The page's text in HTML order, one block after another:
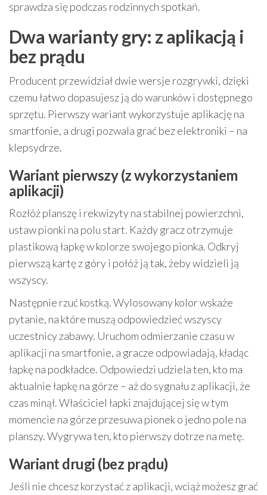
sprawdza się podczas rodzinnych spotkań.
Dwa warianty gry: z aplikacją i
bez prądu
Producent przewidział dwie wersje rozgrywki, dzięki
czemu łatwo dopasujesz ją do warunków i dostępnego
sprzętu. Pierwszy wariant wykorzystuje aplikację na
smartfonie, a drugi pozwala grać bez elektroniki – na
klepsydrze.
Wariant pierwszy (z wykorzystaniem
aplikacji)
Rozłóż planszę i rekwizyty na stabilnej powierzchni,
ustaw pionki na polu start. Każdy gracz otrzymuje
plastikową łapkę w kolorze swojego pionka. Odkryj
pierwszą kartę z góry i połóż ją tak, żeby widzieli ją
wszyscy.
Następnie rzuć kostką. Wylosowany kolor wskaże
pytanie, na które muszą odpowiedzieć wszyscy
uczestnicy zabawy. Uruchom odmierzanie czasu w
aplikacji na smartfonie, a gracze odpowiadają, kładąc
łapkę na podkładce. Odpowiedzi udziela ten, kto ma
aktualnie łapkę na górze – aż do sygnału z aplikacji, że
czas minął. Właściciel łapki znajdującej się w tym
momencie na górze przesuwa pionek o jedno pole na
planszy. Wygrywa ten, kto pierwszy dotrze na metę.
Wariant drugi (bez prądu)
Jeśli nie chcesz korzystać z aplikacji, wciąż możesz grać